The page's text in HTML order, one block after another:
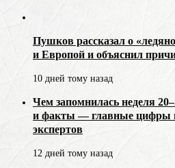
Пушков рассказал о
и Европой и объяснил
10 дней тому назад
Чем запомнилась неделя
и факты — главные цифры
экспертов
12 дней тому назад